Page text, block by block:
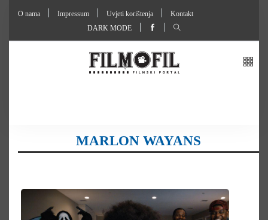
O nama Impressum Uvjeti korištenja
Kontakt
DARK MODE
MARLON WAYANS